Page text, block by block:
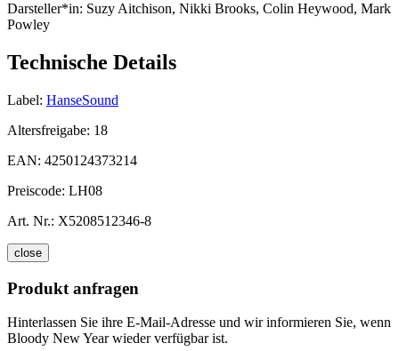
Darsteller*in: Suzy Aitchison, Nikki Brooks, Colin Heywood, Mark
Powley
Technische Details
Label: HanseSound
Altersfreigabe: 18
EAN: 4250124373214
Preiscode: LH08
Art. Nr.: X5208512346-8
close
Produkt anfragen
Hinterlassen Sie ihre E-Mail-Adresse und wir informieren Sie, wenn
Bloody New Year wieder verfügbar ist.